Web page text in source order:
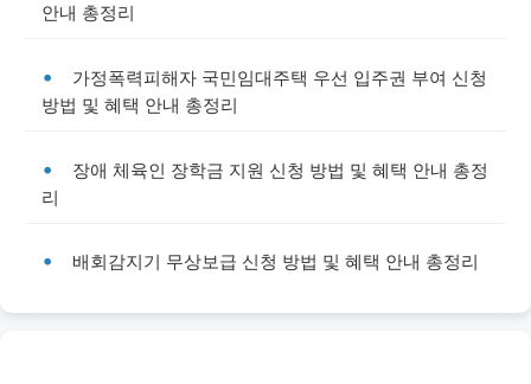
안내 총정리
가정폭력피해자 국민임대주택 우선 입주권 부여 신청
방법 및 혜택 안내 총정리
장애 체육인 장학금 지원 신청 방법 및 혜택 안내 총정
리
배회감지기 무상보급 신청 방법 및 혜택 안내 총정리